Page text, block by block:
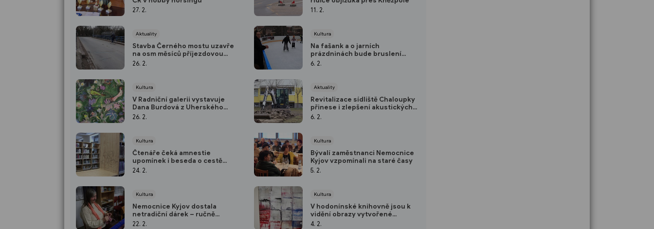
27. 2.
Aktuality
Stavba Černého mostu uzavře
na osm měsíců příjezdovou
cestu do Hodonína
26. 2.
Kultura
V Radniční galerii vystavuje
Dana Burdová z Uherského
Hradiště
26. 2.
Kultura
Čtenáře čeká amnestie
upomínek i beseda o cestě
velorexem do Japonska
24. 2.
Kultura
Nemocnice Kyjov dostala
netradiční dárek – ručně
pletené ponožky
22. 2.
11. 2.
Kultura
Na fašank a o jarních
prázdninách bude bruslení
zdarma
6. 2.
Aktuality
Revitalizace sídliště Chaloupky
přinese i zlepšení akustických
podmínek
6. 2.
Kultura
Bývalí zaměstnanci Nemocnice
Kyjov vzpomínali na staré časy
5. 2.
Kultura
V hodonínské knihovně jsou k
vidění obrazy vytvořené
technikou enkaustika
4. 2.